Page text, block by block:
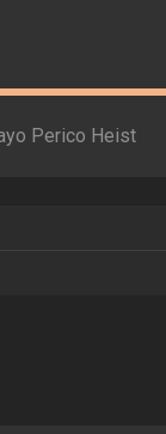
Perico Heist